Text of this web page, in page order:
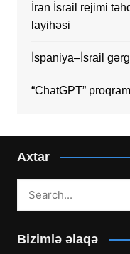
İran İsrail rejimi
layihəsi
İspaniya–İsrail
“ChatGPT”
Axtar
Bizimlə əlaqə